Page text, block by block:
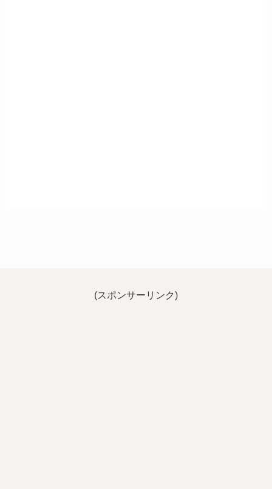
(スポンサーリンク)